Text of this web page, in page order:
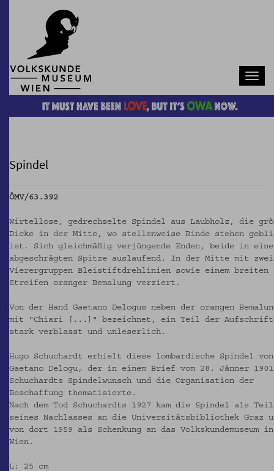
Spindel
ÖMV/63.392
Wirtellose, gedrechselte Spindel aus Laubholz, die
Dicke in der Mitte, wo stellenweise Rinde stehen
ist. Sich gleichmäßig verjüngende Enden, beide in
abgeschrägten Spitze auslaufend. In der Mitte mit zwei
Vierergruppen Bleistiftdrehlinien sowie einem breiten
Streifen oranger Bemalung verziert.
Von der Hand Gaetano Delogus neben der orangen
mit "Chiari [...]" bezeichnet, ein Teil der Aufschrift
stark verblasst und unleserlich.
Hugo Schuchardt erhielt diese lombardische Spindel von
Gaetano Delogu, der in einem Brief vom 28. Jänner 1901
Schuchardts Spindelwunsch und die Organisation der
Beschaffung thematisierte.
Nach dem Tod Schuchardts 1927 kam die Spindel als Teil
seines Nachlasses an die Universitätsbibliothek Graz
von dort 1959 als Schenkung an das Volkskundemuseum in
Wien.
L: 25 cm